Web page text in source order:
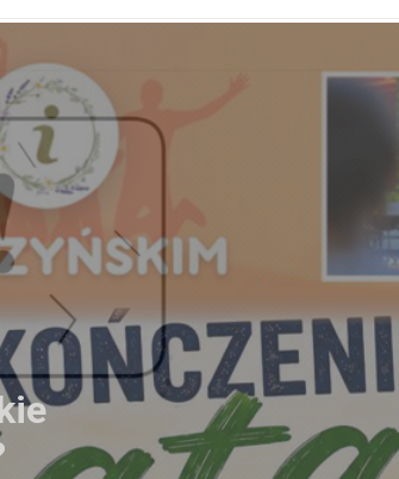
jazdy
18 tysięcy złotych
plony